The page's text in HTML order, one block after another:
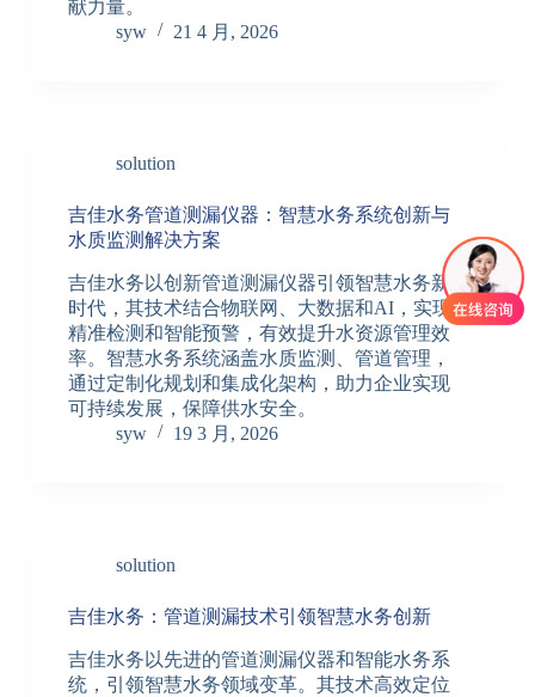
献力量。
syw
21 4 月, 2026
solution
吉佳水务管道测漏仪器：智慧水务系统创新与
水质监测解决方案
吉佳水务以创新管道测漏仪器引领智慧水务新
时代，其技术结合物联网、大数据和AI，实现
精准检测和智能预警，有效提升水资源管理效
率。智慧水务系统涵盖水质监测、管道管理，
通过定制化规划和集成化架构，助力企业实现
可持续发展，保障供水安全。
syw
19 3 月, 2026
solution
吉佳水务：管道测漏技术引领智慧水务创新
吉佳水务以先进的管道测漏仪器和智能水务系
统，引领智慧水务领域变革。其技术高效定位